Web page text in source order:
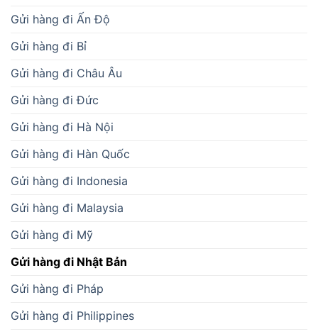
Gửi hàng đi Ấn Độ
Gửi hàng đi Bỉ
Gửi hàng đi Châu Âu
Gửi hàng đi Đức
Gửi hàng đi Hà Nội
Gửi hàng đi Hàn Quốc
Gửi hàng đi Indonesia
Gửi hàng đi Malaysia
Gửi hàng đi Mỹ
Gửi hàng đi Nhật Bản
Gửi hàng đi Pháp
Gửi hàng đi Philippines